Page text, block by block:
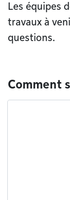
Les équipes
travaux à
questions.
Comment